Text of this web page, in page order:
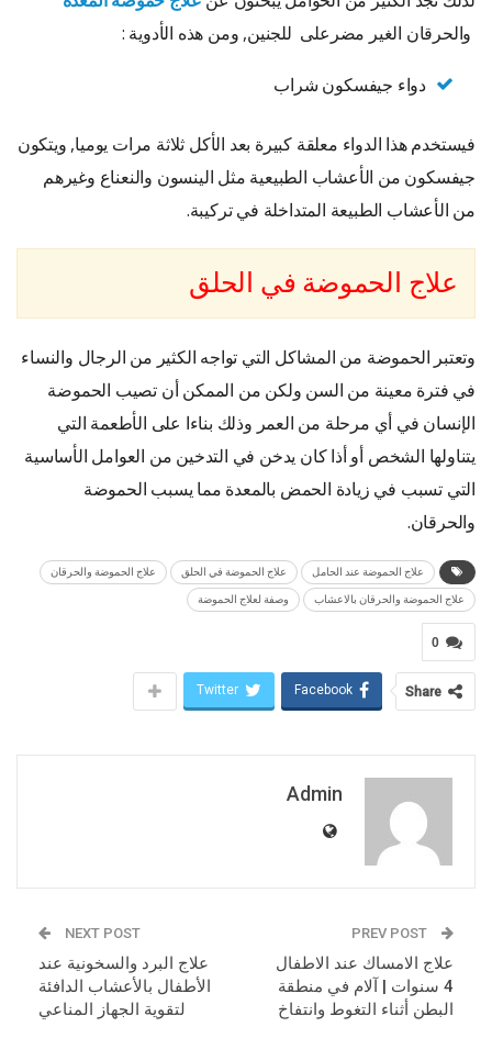
والحرقان الغير مضرعلى للجنين, ومن هذه الأدوية :
دواء جيفسكون شراب
فيستخدم هذا الدواء معلقة كبيرة بعد الأكل ثلاثة مرات يوميا, ويتكون
جيفسكون من الأعشاب الطبيعية مثل الينسون والنعناع وغيرهم
من الأعشاب الطبيعة المتداخلة في تركيبة.
علاج الحموضة في الحلق
وتعتبر الحموضة من المشاكل التي تواجه الكثير من الرجال والنساء
في فترة معينة من السن ولكن من الممكن أن تصيب الحموضة
الإنسان في أي مرحلة من العمر وذلك بناءا على الأطعمة التي
يتناولها الشخص أو أذا كان يدخن في التدخين من العوامل الأساسية
التي تسبب في زيادة الحمض بالمعدة مما يسبب الحموضة
والحرقان.
علاج الحموضة عند الحامل علاج الحموضة في الحلق علاج الحموضة والحرقان
علاج الحموضة والحرقان بالاعشاب وصفة لعلاج الحموضة
0
Share
Facebook
Twitter
Admin
علاج الامساك عند الاطفال
4 سنوات | آلام في منطقة
البطن أثناء التغوط وانتفاخ
NEXT POST
علاج البرد والسخونية عند
الأطفال بالأعشاب الدافئة
لتقوية الجهاز المناعي